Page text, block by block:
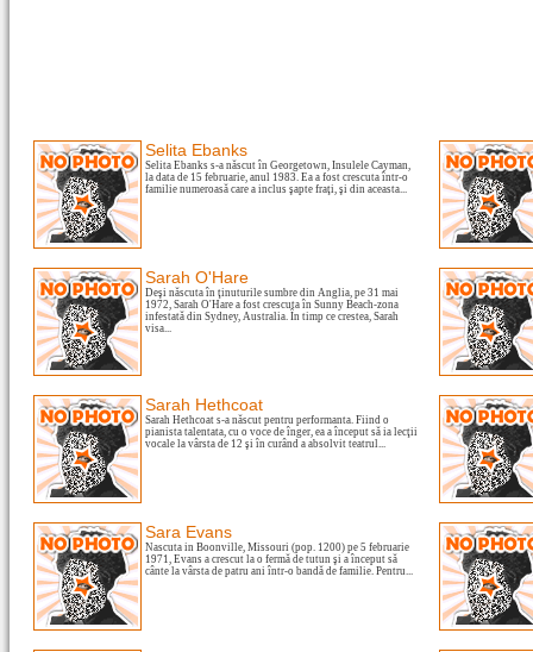
Selita Ebanks
Selita Ebanks s-a născut în Georgetown, Insulele Cayman,
la data de 15 februarie, anul 1983. Ea a fost crescuta într-o
familie numeroasă care a inclus şapte fraţi, şi din aceasta...
Sarah O'Hare
Deşi născuta în ţinuturile sumbre din Anglia, pe 31 mai
1972, Sarah O'Hare a fost crescuta în Sunny Beach-zona
infestată din Sydney, Australia. În timp ce crestea, Sarah
visa...
Sarah Hethcoat
Sarah Hethcoat s-a născut pentru performanta. Fiind o
pianista talentata, cu o voce de înger, ea a început să ia lecţii
vocale la vârsta de 12 şi în curând a absolvit teatrul...
Sara Evans
Nascuta in Boonville, Missouri (pop. 1200) pe 5 februarie
1971, Evans a crescut la o fermă de tutun şi a început să
cânte la vârsta de patru ani într-o bandă de familie. Pentru...